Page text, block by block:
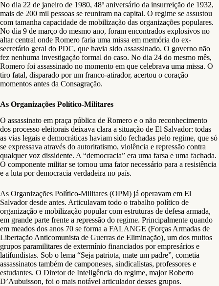
No dia 22 de janeiro de 1980, 48º aniversário da insurreição de 1932,
mais de 200 mil pessoas se reuniram na capital. O regime se assustou
com tamanha capacidade de mobilização das organizações populares.
No dia 9 de março do mesmo ano, foram encontrados explosivos no
altar central onde Romero faria uma missa em memória do ex-
secretário geral do PDC, que havia sido assassinado. O governo não
fez nenhuma investigação formal do caso. No dia 24 do mesmo mês,
Romero foi assassinado no momento em que celebrava uma missa. O
tiro fatal, disparado por um franco-atirador, acertou o coração
momentos antes da Consagração.
As Organizações Político-Militares
O assassinato em praça pública de Romero e o não reconhecimento
dos processo eleitorais deixava clara a situação de El Salvador: todas
as vias legais e democráticas haviam sido fechadas pelo regime, que só
se expressava através do autoritatismo, violência e repressão contra
qualquer voz dissidente. A “democracia” era uma farsa e uma fachada.
O componente militar se tornou uma fator necessário para a resistência
e a luta por democracia verdadeira no país.
As Organizações Político-Militares (OPM) já operavam em El
Salvador desde antes. Articulavam todo o trabalho político de
organização e mobilização popular com estruturas de defesa armada,
em grande parte frente a repressão do regime. Principalmente quando
em meados dos anos 70 se forma a FALANGE (Forças Armadas de
Libertação Anticomunista de Guerras de Eliminação), um dos muitos
grupos paramilitares de extermínio financiados por empresários e
latifundistas. Sob o lema “Seja patriota, mate um padre”, cometia
assassinatos também de camponeses, sindicalistas, professores e
estudantes. O Diretor de Inteligência do regime, major Roberto
D’Aubuisson, foi o mais notável articulador desses grupos.